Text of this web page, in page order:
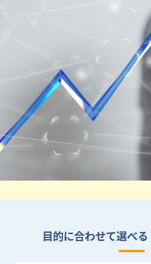
目的に合わせて選べる